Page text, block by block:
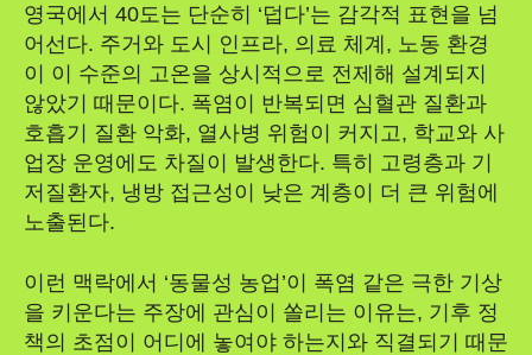
영국에서 40도는 단순히 ‘덥다’는 감각적 표현을 넘
어선다. 주거와 도시 인프라, 의료 체계, 노동 환경
이 이 수준의 고온을 상시적으로 전제해 설계되지
않았기 때문이다. 폭염이 반복되면 심혈관 질환과
호흡기 질환 악화, 열사병 위험이 커지고, 학교와 사
업장 운영에도 차질이 발생한다. 특히 고령층과 기
저질환자, 냉방 접근성이 낮은 계층이 더 큰 위험에
노출된다.
이런 맥락에서 ‘동물성 농업’이 폭염 같은 극한 기상
을 키운다는 주장에 관심이 쏠리는 이유는, 기후 정
책의 초점이 어디에 놓여야 하는지와 직결되기 때문